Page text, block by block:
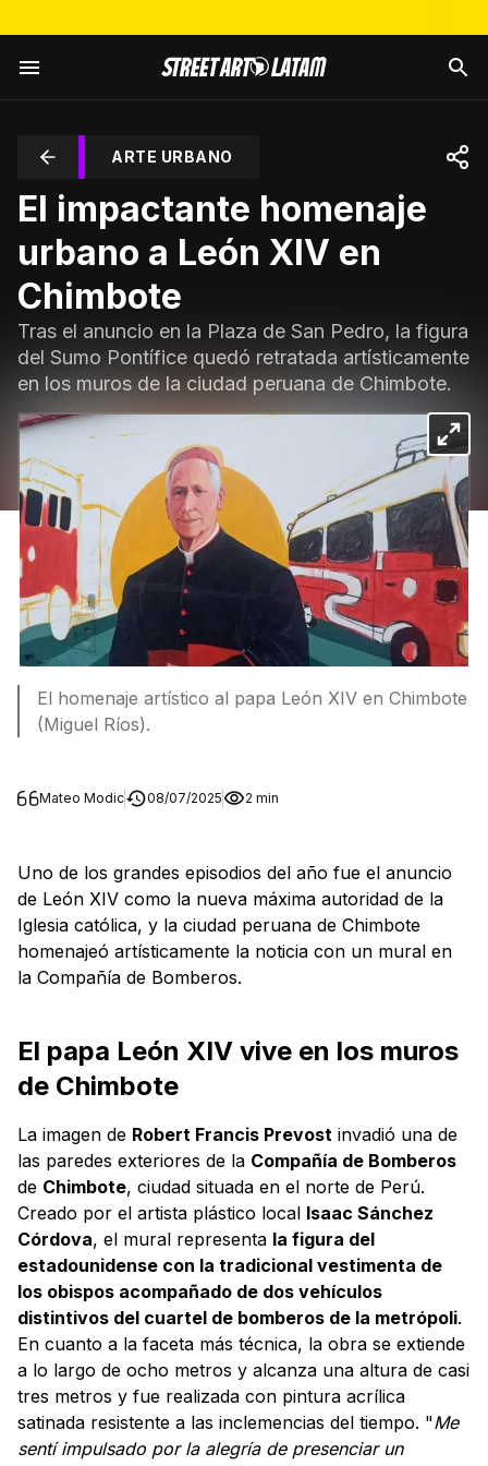
ARTE URBANO
El impactante homenaje
urbano a León XIV en
Chimbote
Tras el anuncio en la Plaza de San Pedro, la figura
del Sumo Pontífice quedó retratada artísticamente
en los muros de la ciudad peruana de Chimbote.
El homenaje artístico al papa León XIV en Chimbote
(Miguel Ríos).
Mateo Modic 08/07/2025 2 min
Uno de los grandes episodios del año fue el anuncio
de León XIV como la nueva máxima autoridad de la
Iglesia católica, y la ciudad peruana de Chimbote
homenajeó artísticamente la noticia con un mural en
la Compañía de Bomberos.
El papa León XIV vive en los muros
de Chimbote
La imagen de Robert Francis Prevost ​​ invadió una de
las paredes exteriores de la Compañía de Bomberos
de Chimbote, ciudad situada en el norte de Perú.
Creado por el artista plástico local Isaac Sánchez
Córdova, el mural representa la figura del
estadounidense con la tradicional vestimenta de
los obispos acompañado de dos vehículos
distintivos del cuartel de bomberos de la metrópoli.
En cuanto a la faceta más técnica, la obra se extiende
a lo largo de ocho metros y alcanza una altura de casi
tres metros y fue realizada con pintura acrílica
satinada resistente a las inclemencias del tiempo. "Me
sentí impulsado por la alegría de presenciar un